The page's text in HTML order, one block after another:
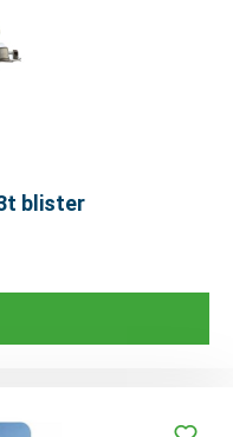
blister